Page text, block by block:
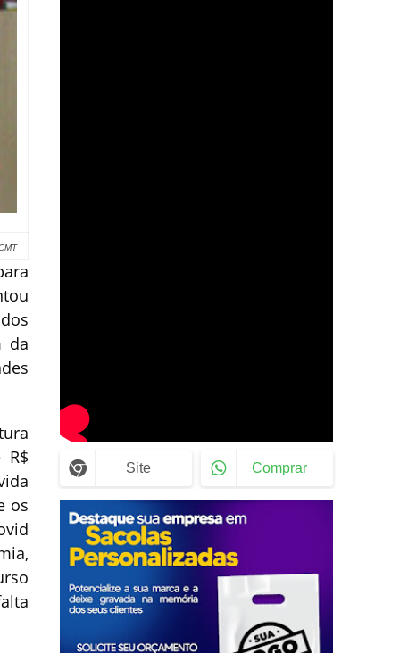
da
R$
os
Site Comprar